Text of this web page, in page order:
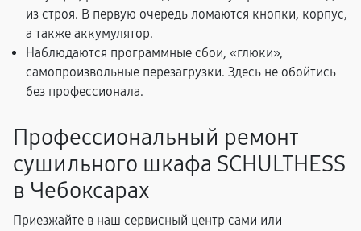
из строя. В первую очередь ломаются кнопки, корпус,
а также аккумулятор.
Наблюдаются программные сбои, «глюки»,
самопроизвольные перезагрузки. Здесь не обойтись
без профессионала.
Профессиональный ремонт
сушильного шкафа SCHULTHESS
в Чебоксарах
Приезжайте в наш сервисный центр сами или